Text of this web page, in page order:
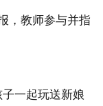
，教师参与并指
一起玩送新娘